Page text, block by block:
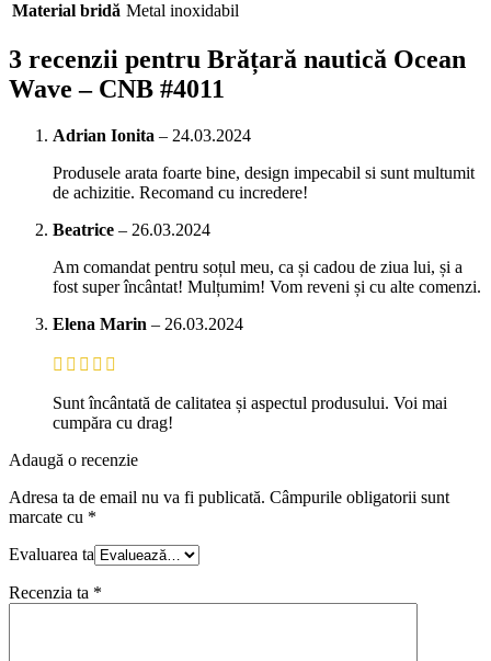
Material bridă Metal inoxidabil
3 recenzii pentru Brățară nautică Ocean
Wave – CNB #4011
Adrian Ionita – 24.03.2024
Produsele arata foarte bine, design impecabil si sunt multumit
de achizitie. Recomand cu incredere!
Beatrice – 26.03.2024
Am comandat pentru soțul meu, ca și cadou de ziua lui, și a
fost super încântat! Mulțumim! Vom reveni și cu alte comenzi.
Elena Marin – 26.03.2024
Sunt încântată de calitatea și aspectul produsului. Voi mai
cumpăra cu drag!
Adaugă o recenzie
Adresa ta de email nu va fi publicată. Câmpurile obligatorii sunt
marcate cu *
Evaluarea ta
Recenzia ta *